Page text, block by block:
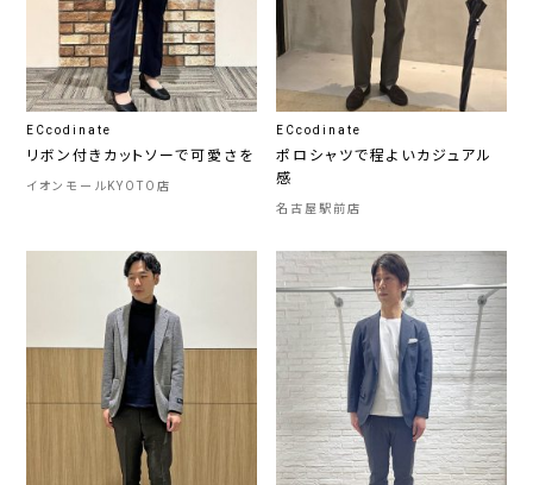
ECcodinate
リボン付きカットソーで可愛さを
イオンモールKYOTO店
ECcodinate
ポロシャツで程よいカジュアル
感
名古屋駅前店